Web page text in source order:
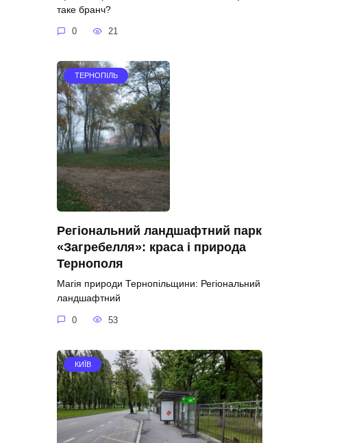
таке бранч?
0 21
ТЕРНОПІЛЬ
Регіональний ландшафтний парк
«Загребелля»: краса і природа
Тернополя
Магія природи Тернопільщини: Регіональний
ландшафтний
0 53
КИЇВ